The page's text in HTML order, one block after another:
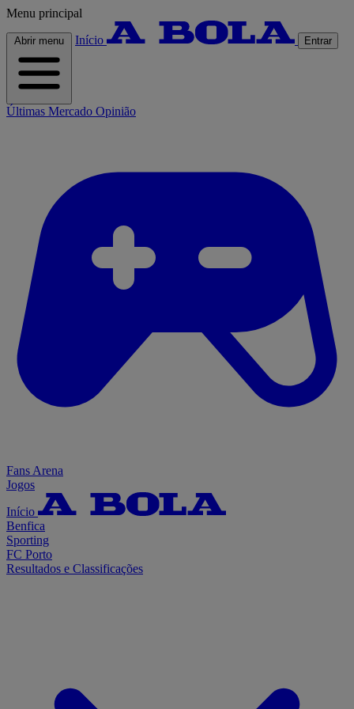
Menu principal
Abrir menu Início Entrar
Últimas Mercado Opinião
Fans Arena
Jogos
Início
Benfica
Sporting
FC Porto
Resultados e Classificações